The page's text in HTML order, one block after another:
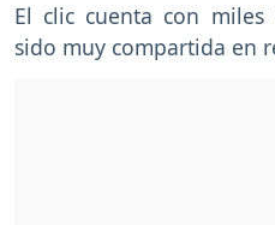
El clic cuenta con
sido muy compartida en